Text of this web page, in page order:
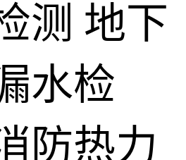
测 地下
水检
防热力